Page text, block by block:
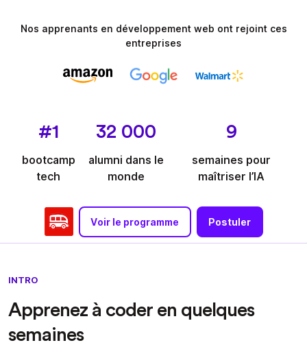
Nos apprenants en développement web ont rejoint ces
entreprises
#1
bootcamp
tech
32 000
alumni dans le
monde
9
semaines pour
maîtriser l’IA
Voir le programme Postuler
INTRO
Apprenez à coder en quelques
semaines